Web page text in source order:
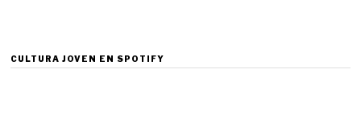
CULTURA JOVEN EN SPOTIFY